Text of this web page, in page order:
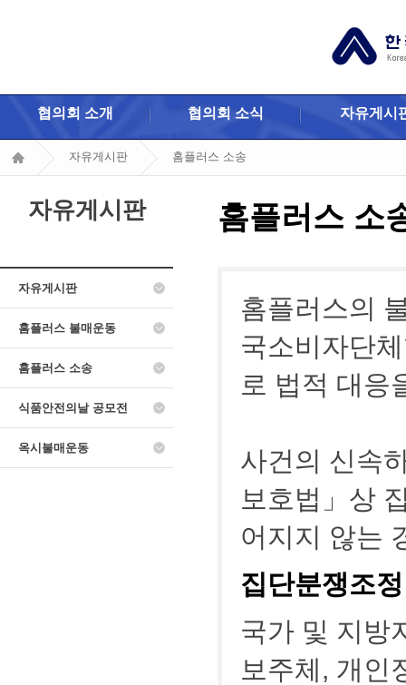
협의회 소개 협의회 소식 자유게시
자유게시판 홈플러스 소송
자유게시판
자유게시판
홈플러스 불매운동
홈플러스 소송
식품안전의날 공모전
옥시불매운동
홈플러스 소
홈플러스의
국소비자단
로 법적 대응
사건의 신속
보호법」상
어지지 않는
집단분쟁조
국가 및 지방
보주체, 개인